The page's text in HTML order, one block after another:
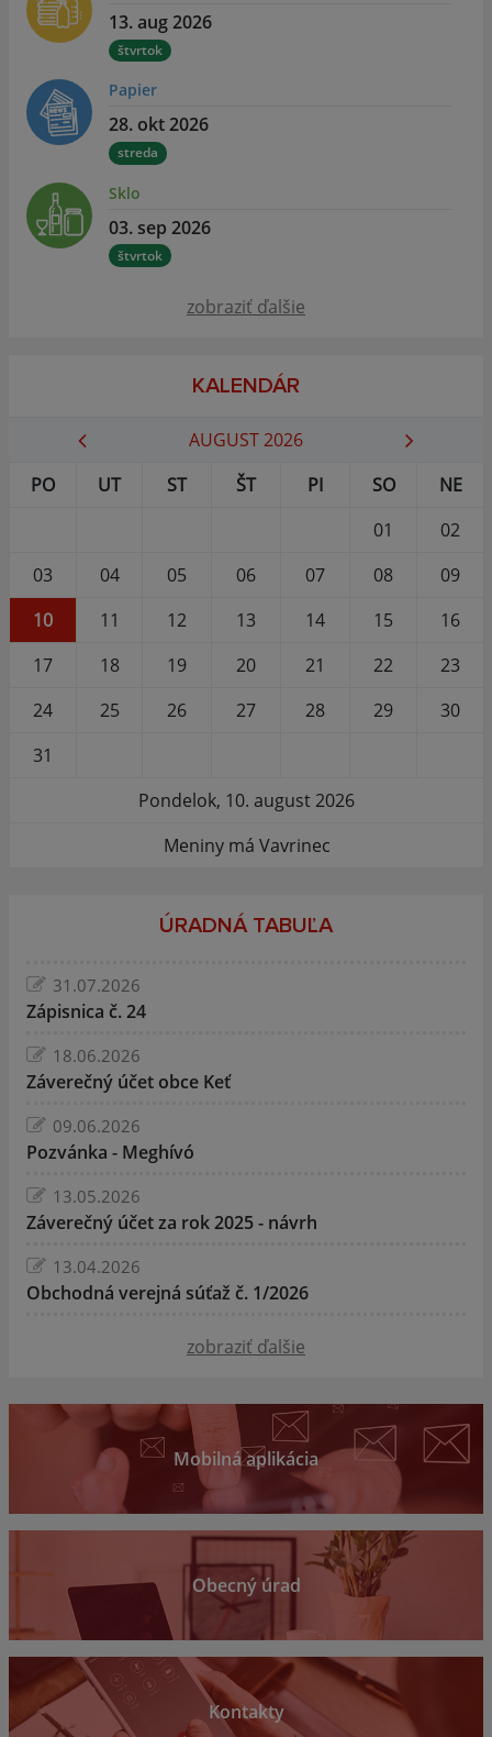
13. aug 2026
štvrtok
Papier
28. okt 2026
streda
Sklo
03. sep 2026
štvrtok
zobraziť ďalšie
KALENDÁR
AUGUST 2026
PO
UT ST ŠT PI SO
NE
01
02
03
04 05 06 07 08
09
10
11 12 13 14 15
16
17
18 19 20 21 22
23
24
25 26 27 28 29
30
31
Pondelok, 10. august 2026
Meniny má Vavrinec
ÚRADNÁ TABUĽA
31.07.2026
Zápisnica č. 24
18.06.2026
Záverečný účet obce Keť
09.06.2026
Pozvánka - Meghívó
13.05.2026
Záverečný účet za rok 2025 - návrh
13.04.2026
Obchodná verejná súťaž č. 1/2026
zobraziť ďalšie
Mobilná aplikácia
Obecný úrad
Kontakty